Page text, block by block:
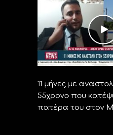
11 μήνες με
55χρονο που
πατέρα του στον